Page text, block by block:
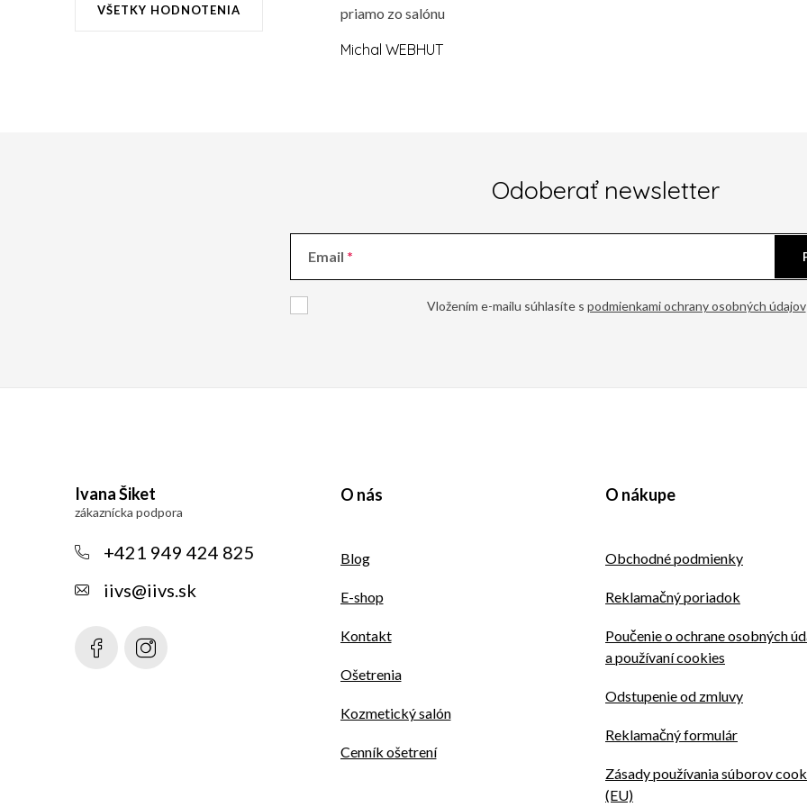
VŠETKY HODNOTENIA
priamo zo salónu
Michal WEBHUT
Odoberať newsletter
Email
Vložením e-mailu súhlasíte s podmienkami ochrany osobných údajov
Ivana Šiket
+421 949 424 825
iivs@iivs.sk
O nás
Blog
E-shop
Kontakt
Ošetrenia
Kozmetický salón
Cenník ošetrení
O nákupe
Obchodné podmienky
Reklamačný poriadok
Poučenie o ochrane osobných
a používaní cookies
Odstupenie od zmluvy
Reklamačný formulár
Zásady používania súborov
(EU)